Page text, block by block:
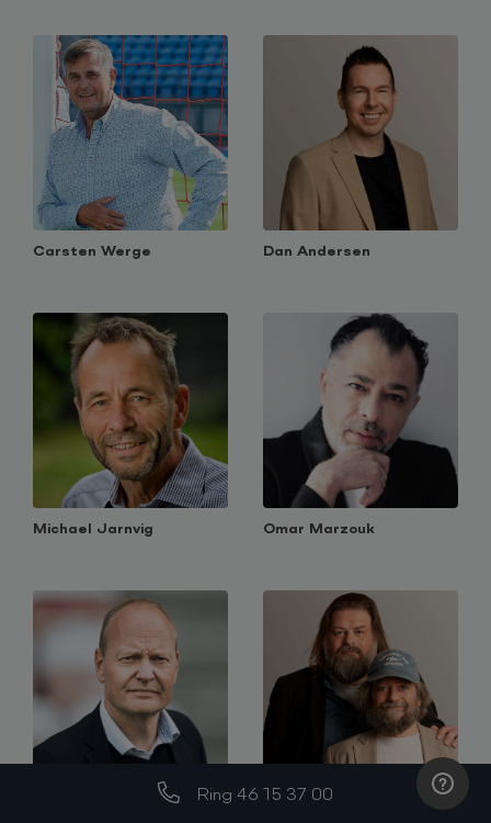
Ring 46 15 37 00
Carsten Werge Dan Andersen
Michael Jarnvig Omar Marzouk
Niels Frederiksen Cybersikkerhed for sjov